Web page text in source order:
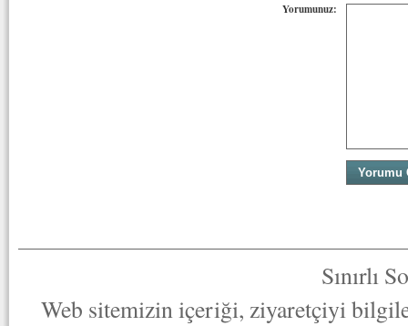
Yorumunuz:
Sınırlı
Web sitemizin içeriği, ziyaretçiyi